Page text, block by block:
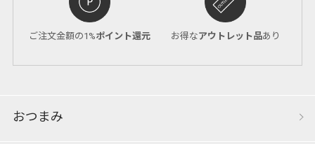
ご注文金額の1%ポイント還元 お得なアウトレット品あり
おつまみ